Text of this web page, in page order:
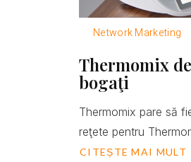
Network Marketing
Thermomix
bogaţi
Thermomix pare să
reţete pentru
CITEȘTE MAI MULT